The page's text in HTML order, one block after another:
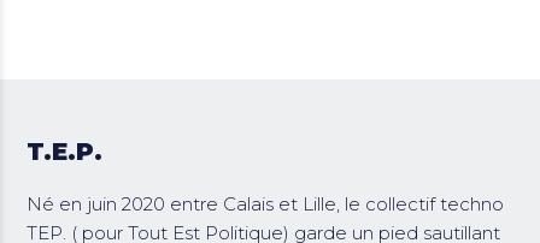
T.E.P.
Né en juin 2020 entre Calais et Lille, le collectif techno
TEP. ( pour Tout Est Politique) garde un pied sautillant